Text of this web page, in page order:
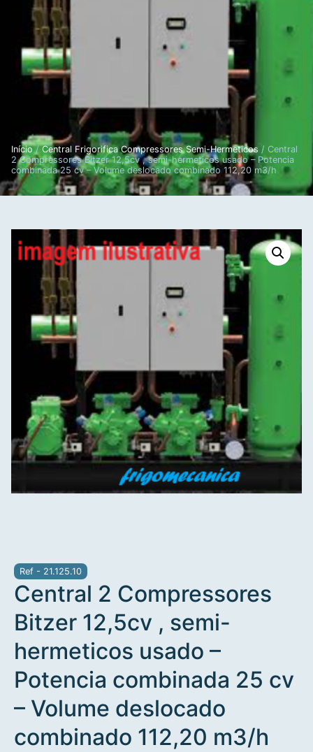
Início/Central Frigorifica Compressores Semi-Hermeticos / Central
2 Compressores Bitzer 12,5cv , semi-hermeticos usado – Potencia
combinada 25 cv – Volume deslocado combinado 112,20 m3/h
Ref - 21.125.10
Central 2 Compressores
Bitzer 12,5cv , semi-
hermeticos usado –
Potencia combinada 25 cv
– Volume deslocado
combinado 112,20 m3/h